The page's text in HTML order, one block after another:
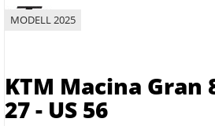
MODELL 2025
KTM Macina Gran
27 - US 56